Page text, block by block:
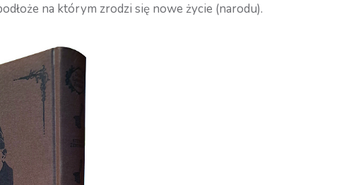
na którym zrodzi się nowe życie (narodu).